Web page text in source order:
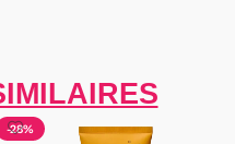
-30%